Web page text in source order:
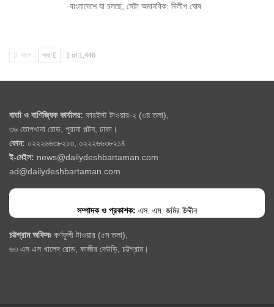
বাংলাদেশে যা চলছে, সেটা অমানবিক: দিলীপ ঘোষ
আগে পরে 1 of 1,446
বার্তা ও বাণিজ্যিক কার্যালয়: ফারইস্ট টাওয়ার-২ (৩য় তলা),
৩৬ তোপখানা রোড, পুরানা পল্টন, ঢাকা।
ফোন: ০২২২৬৬৩৮২১৩, ০২২২৬৬৩৮২১৪
ই-মেইল: news@dailydeshbartaman.com
ad@dailydeshbartaman.com
সম্পাদক ও প্রকাশক: এস. এম. জমির উদ্দীন
চট্টগ্রাম অফিসঃ কর্ণফুলী টাওয়ার (৫ম তলা),
৬৩ এস এস খালেদ রোড, কাজীর দেউড়ি, চট্টগ্রাম।